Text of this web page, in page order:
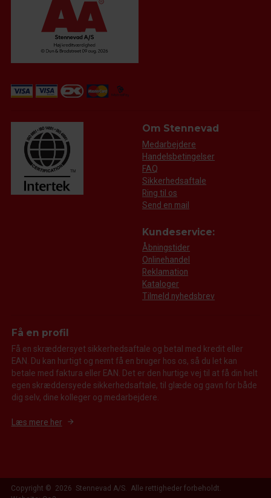
Om Stennevad
Medarbejdere
Handelsbetingelser
FAQ
Sikkerhedsaftale
Ring til os
Send en mail
Kundeservice:
Åbningstider
Onlinehandel
Reklamation
Kataloger
Tilmeld nyhedsbrev
Få en profil
Få en skræddersyet sikkerhedsaftale og betal med kredit eller
EAN. Du kan hurtigt og nemt få en bruger hos os, så du let kan
betale med faktura eller EAN. Det er den hurtige vej til at få din helt
egen skræddersyede sikkerhedsaftale, til glæde og gavn for både
dig selv, dine kolleger og medarbejdere.
Læs mere her
Copyright © 2026 Stennevad A/S. Alle rettigheder forbeholdt.